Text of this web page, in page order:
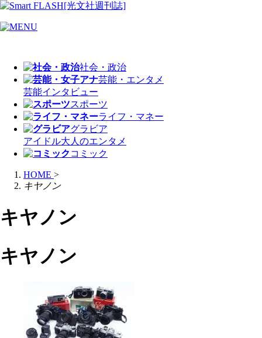
社会・政治
芸能・エンタメ
芸能インタビュー
スポーツ
ライフ・マネー
グラビア
アイドル大人のエンタメ
コミック
HOME >
キヤノン
キヤノン
キヤノン